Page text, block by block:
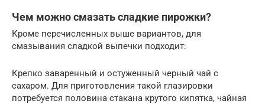
Чем можно смазать сладкие пирожки?
Кроме перечисленных выше вариантов, для
смазывания сладкой выпечки подходит:
Крепко заваренный и остуженный черный чай с
сахаром. Для приготовления такой глазировки
потребуется половина стакана крутого кипятка, чайная